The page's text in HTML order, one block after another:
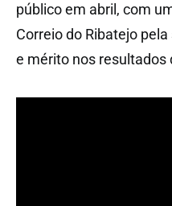
público em abril, com
Correio do Ribatejo
e mérito nos resultados